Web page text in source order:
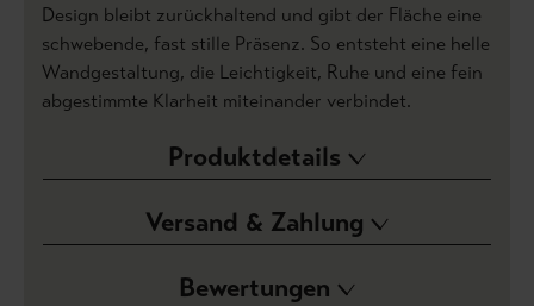
Design bleibt zurückhaltend und gibt der Fläche eine
schwebende, fast stille Präsenz. So entsteht eine helle
Wandgestaltung, die Leichtigkeit, Ruhe und eine fein
abgestimmte Klarheit miteinander verbindet.
Produktdetails
Versand & Zahlung
Bewertungen